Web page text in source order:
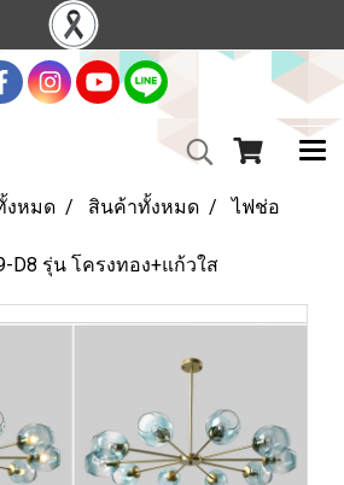
งหมด สินค้าทั้งหมด
ไฟช่อ
D8 รุ่น โครงทอง+แก้วใส